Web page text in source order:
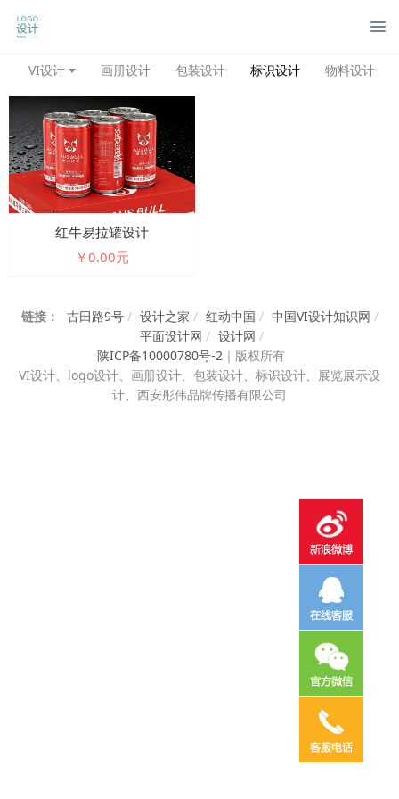
VI设计 画册设计 包装设计 标识设计 物料设计
红牛易拉罐设计
￥0.00元
链接： 古田路9号 / 设计之家 / 红动中国 / 中国VI设计知识网 /
平面设计网 / 设计网 /
陕ICP备10000780号-2 ｜ 版权所有
VI设计、 logo设计、画册设计、包装设计、标识设计、展览展示设
计、西安彤伟品牌传播有限公司